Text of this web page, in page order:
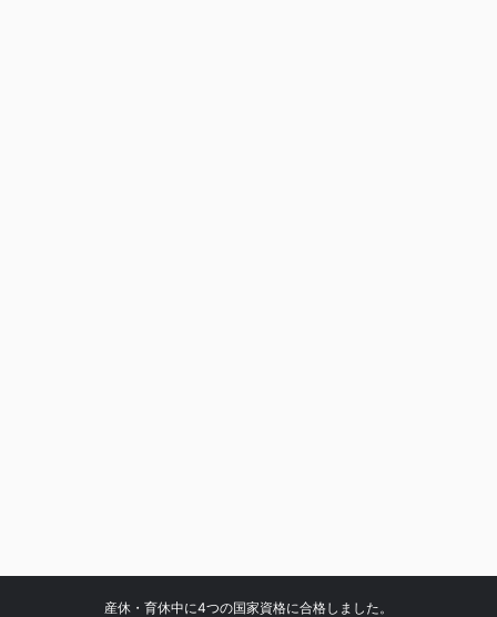
産休・育休中に4つの国家資格に合格しました。